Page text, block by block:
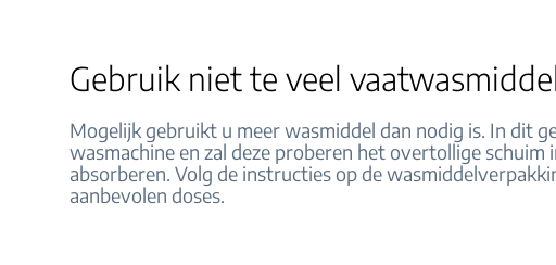
Gebruik niet te veel
Mogelijk gebruikt u meer wasmiddel dan nodig is. In dit
wasmachine en zal deze proberen het overtollige schuim
absorberen. Volg de instructies op de
aanbevolen doses.